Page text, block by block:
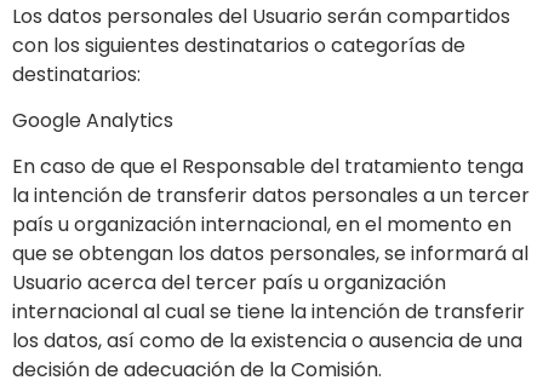
Los datos personales del Usuario serán compartidos
con los siguientes destinatarios o categorías de
destinatarios:
Google Analytics
En caso de que el Responsable del tratamiento tenga
la intención de transferir datos personales a un tercer
país u organización internacional, en el momento en
que se obtengan los datos personales, se informará al
Usuario acerca del tercer país u organización
internacional al cual se tiene la intención de transferir
los datos, así como de la existencia o ausencia de una
decisión de adecuación de la Comisión.